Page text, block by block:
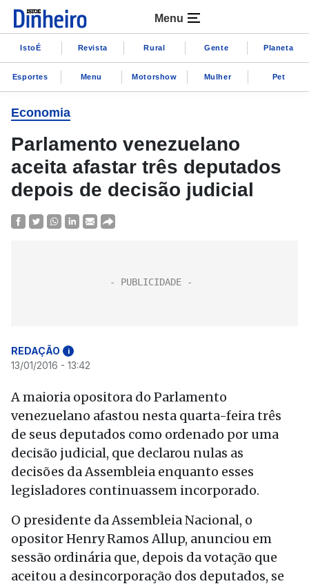
Menu
IstoÉ Revista Rural Gente Planeta
Esportes Menu Motorshow Mulher Pet
Economia
Parlamento venezuelano
aceita afastar três deputados
depois de decisão judicial
REDAÇÃO i
13/01/2016 - 13:42
A maioria opositora do Parlamento
venezuelano afastou nesta quarta-feira três
de seus deputados como ordenado por uma
decisão judicial, que declarou nulas as
decisões da Assembleia enquanto esses
legisladores continuassem incorporado.
O presidente da Assembleia Nacional, o
opositor Henry Ramos Allup, anunciou em
sessão ordinária que, depois da votação que
aceitou a desincorporação dos deputados, se